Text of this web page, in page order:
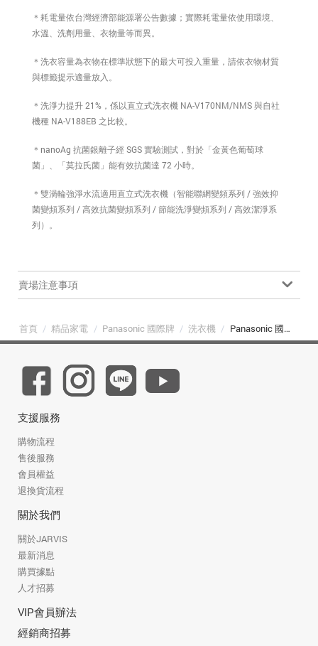
＊耗電量依台灣經濟部能源署公告數據；實際耗電量依使用環境、
水溫、洗劑用量、衣物量等而異。
＊洗衣容量為衣物在標準狀態下的最大可投入重量，請依衣物材質
與標籤提示適量放入。
＊洗淨力提升 21%，係以直立式洗衣機 NA-V170NM/NMS 與自社
機種 NA-V188EB 之比較。
＊nanoAg 抗菌銀離子經 SGS 實驗測試，對於「金黃色葡萄球
菌」、「莫拉氏菌」能有效抗菌達 72 小時。
＊雙渦輪強淨水流適用直立式洗衣機（智能聯網變頻系列 / 強效抑
菌變頻系列 / 高效抗菌變頻系列 / 節能洗淨變頻系列 / 高效潔淨系
列）。
賣場注意事項
首頁 / 精品家電 / Panasonic 國際牌 / 洗衣機 / Panasonic 國際牌 NA-V220NMS-S 22kg 智慧聯網變頻直立溫水洗衣機 不鏽鋼
支援服務
購物流程
售後服務
會員權益
退換貨流程
關於我們
關於JARVIS
最新消息
購買據點
人才招募
VIP會員辦法
經銷商招募